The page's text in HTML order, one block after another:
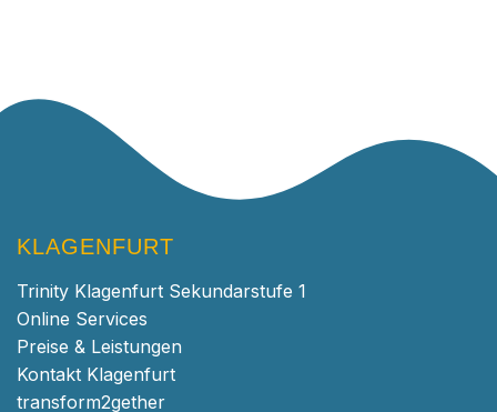
KLAGENFURT
Trinity Klagenfurt Sekundarstufe 1
Online Services
Preise & Leistungen
Kontakt Klagenfurt
transform2gether